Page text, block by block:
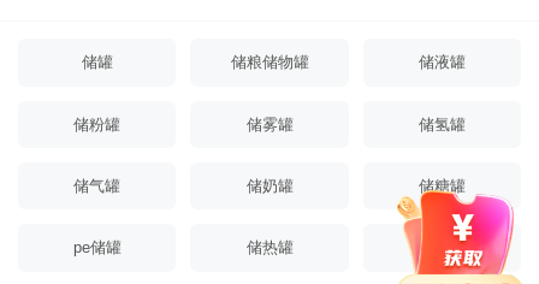
储罐 储粮储物罐 储液罐
储粉罐 储雾罐 储氢罐
储气罐 储奶罐 储糖罐
pe储罐 储热罐 储压罐